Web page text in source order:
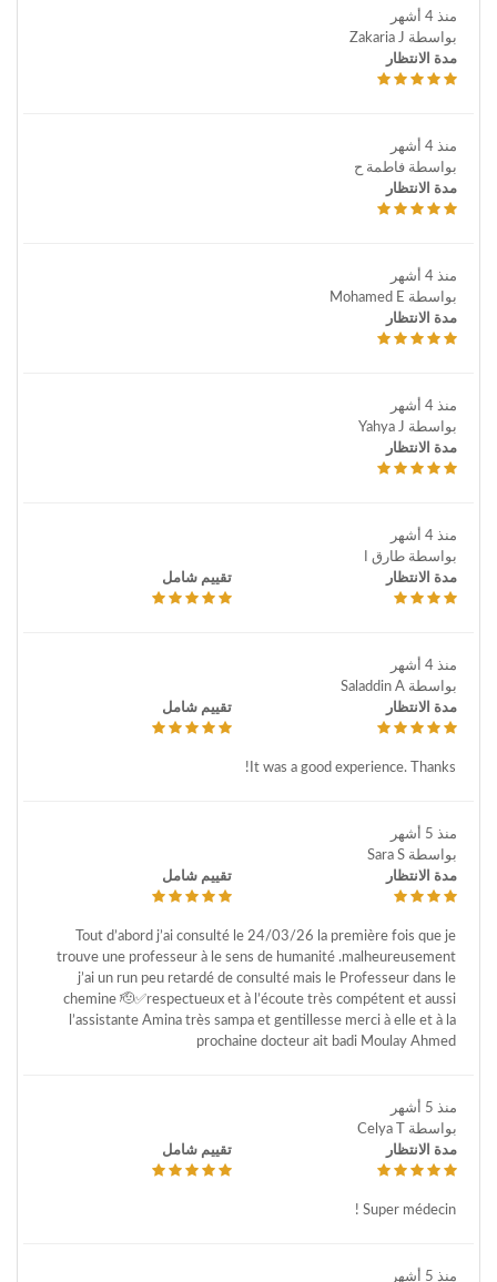
منذ 4 أشهر
بواسطة Zakaria J
مدة الانتظار
منذ 4 أشهر
بواسطة فاطمة ح
مدة الانتظار
منذ 4 أشهر
بواسطة Mohamed E
مدة الانتظار
منذ 4 أشهر
بواسطة Yahya J
مدة الانتظار
منذ 4 أشهر
بواسطة طارق ا
مدة الانتظار
تقييم شامل
منذ 4 أشهر
بواسطة Saladdin A
مدة الانتظار
تقييم شامل
It was a good experience. Thanks!
منذ 5 أشهر
بواسطة Sara S
مدة الانتظار
تقييم شامل
Tout d’abord j’ai consulté le 24/03/26 la première fois que je
trouve une professeur à le sens de humanité .malheureusement
j’ai un run peu retardé de consulté mais le Professeur dans le
chemine 🫡✅respectueux et à l’écoute très compétent et aussi
l’assistante Amina très sampa et gentillesse merci à elle et à la
prochaine docteur ait badi Moulay Ahmed
منذ 5 أشهر
بواسطة Celya T
مدة الانتظار
تقييم شامل
Super médecin !
منذ 5 أشهر